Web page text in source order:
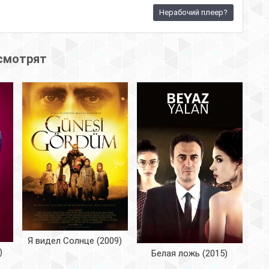
Нерабочий плеер?
Я видел Солнце (2009)
Белая ложь (2015)